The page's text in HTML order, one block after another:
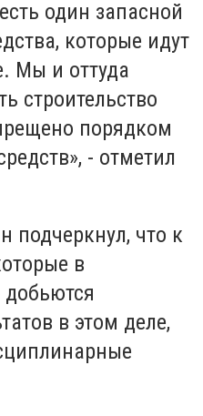
один запасной
которые идут
Мы и оттуда
строительство
порядком
- отметил
подчеркнул, что к
в
в этом деле,